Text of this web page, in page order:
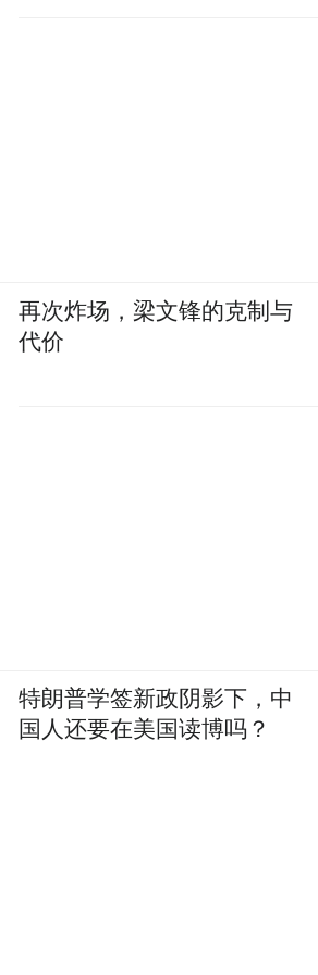
再次炸场，梁文锋的克制与
代价
特朗普学签新政阴影下，中
国人还要在美国读博吗？